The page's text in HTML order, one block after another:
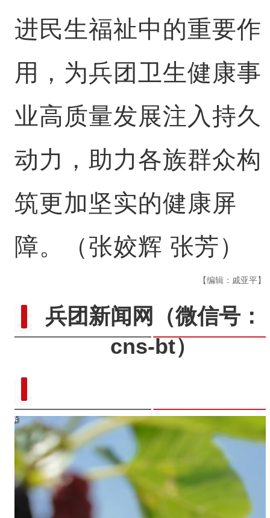
进民生福祉中的重要作
用，为兵团卫生健康事
业高质量发展注入持久
动力，助力各族群众构
筑更加坚实的健康屏
障。（张姣辉 张芳）
【编辑：戚亚平】
兵团新闻网
（微信号：
cns-bt）